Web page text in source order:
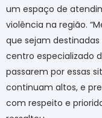
um espaço de
violência na região.
que sejam
centro especializado
passarem por essas
continuam altos, e
com respeito e